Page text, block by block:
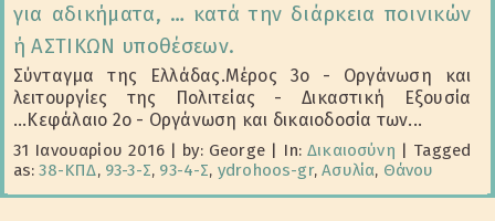
για αδικήματα, … κατά την διάρκεια ποινικών
ή ΑΣΤΙΚΩΝ υποθέσεων.
Σύνταγμα της Ελλάδας.Mέρος 3ο - Oργάνωση και
λειτουργίες της Πολιτείας - Δικαστική Eξουσία
...Κεφάλαιο 2ο - Oργάνωση και δικαιοδοσία των...
31 Ιανουαρίου 2016| by: George| In: Δικαιοσύνη
Tagged
as:38-ΚΠΔ, 93-3-Σ, 93-4-Σ, ydrohoos-gr,Ασυλία, Θάνου